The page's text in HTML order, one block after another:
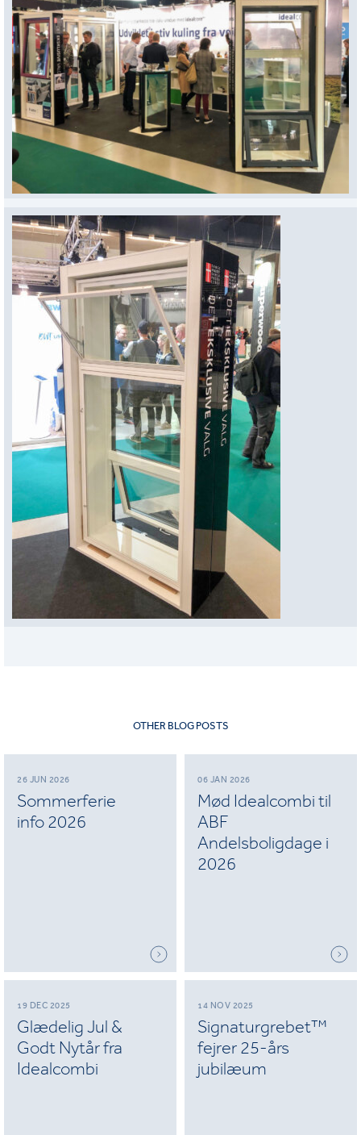
OTHER BLOG POSTS
26 JUN 2026
Sommerferie
info 2026
06 JAN 2026
Mød Idealcombi til
ABF
Andelsboligdage i
2026
19 DEC 2025
Glædelig Jul &
Godt Nytår fra
Idealcombi
14 NOV 2025
Signaturgrebet™
fejrer 25-års
jubilæum